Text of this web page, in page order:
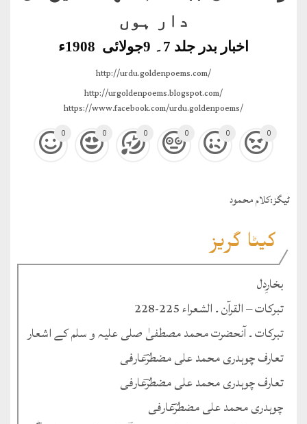
دار ہوں
اخبار بدر جلد 7۔ 9جولائی 1908ء
http://urdu.goldenpoems.com/
http://urgoldenpoems.blogspot.com/
https://www.facebook.com/urdu.goldenpoems/
0 0 0 0 0 0
ٹيگز:کلام محمود
کیٹا گریز
بخارِدل
تبرکات – القرآن ۔ الشعراء 225-228
تبرکات ۔ آنحضرت محمد مصطفیٰ صلی علیہ و سلم کے اشعار
تعارف چوہدری محمد علی مضطرؔعارفی
تعارف چوہدری محمد علی مضطرؔعارفی
چوہدری محمد علی مضطرؔعارفی